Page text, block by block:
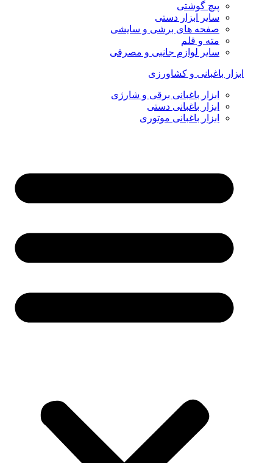
پیچ گوشتی
سایر ابزار دستی
صفحه های برشی و سایشی
مته و قلم
سایر لوازم جانبی و مصرفی
ابزار باغبانی و کشاورزی
ابزار باغبانی برقی و شارژی
ابزار باغبانی دستی
ابزار باغبانی موتوری